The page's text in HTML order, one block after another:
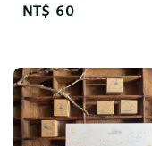
Regular
NT$ 60